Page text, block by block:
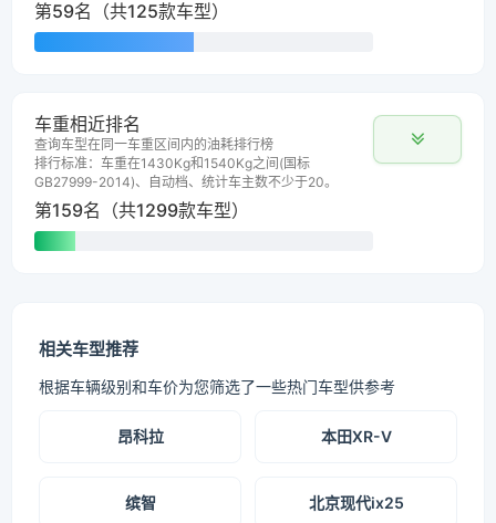
第59名（共125款车型）
车重相近排名
查询车型在同一车重区间内的油耗排行榜
排行标准：车重在1430Kg和1540Kg之间(国标
GB27999-2014)、自动档、统计车主数不少于20。
第159名（共1299款车型）
相关车型推荐
根据车辆级别和车价为您筛选了一些热门车型供参考
昂科拉 本田XR-V
缤智 北京现代ix25